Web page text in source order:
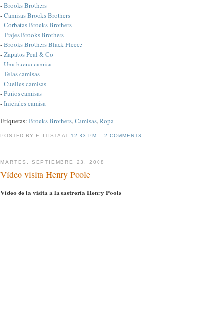
-Brooks Brothers
-Camisas Brooks Brothers
-Corbatas Brooks Brothers
-Trajes Brooks Brothers
-Brooks Brothers Black Fleece
-Zapatos Peal & Co
-Una buena camisa
-Telas camisas
-Cuellos camisas
-Puños camisas
-Iniciales camisa
Etiquetas: Brooks Brothers,Camisas,Ropa
POSTED BY ELITISTA AT 12:33 PM 2 COMMENTS
MARTES, SEPTIEMBRE 23, 2008
Vídeo visita Henry Poole
Vídeo de la visita a la sastrería Henry Poole